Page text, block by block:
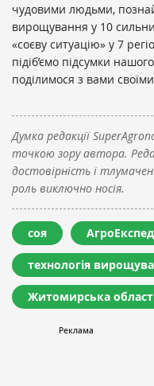
чудовими людьми,
вирощування у 10
«соєву ситуацію» у 7
підіб’ємо підсумки
поділимося з вами
Думка редакції
точкою зору автора.
достовірність і
роль виключно носія.
соя
технологія
Житомирська